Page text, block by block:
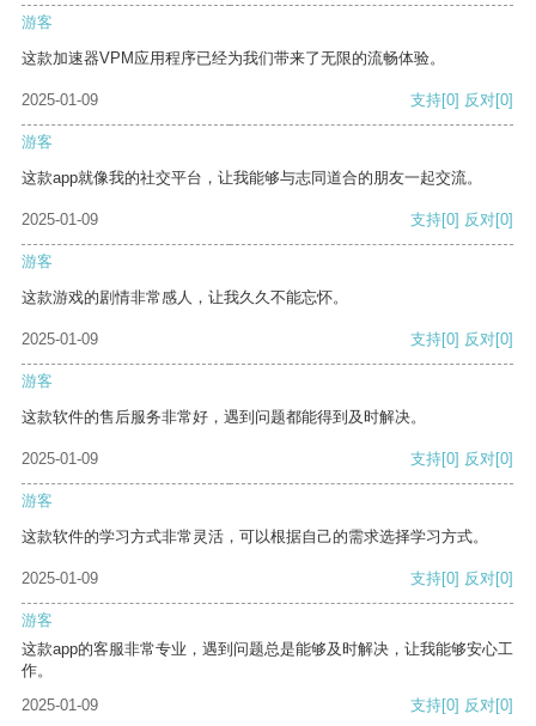
游客
这款加速器VPM应用程序已经为我们带来了无限的流畅体验。
2025-01-09 支持[0] 反对[0]
游客
这款app就像我的社交平台，让我能够与志同道合的朋友一起交流。
2025-01-09 支持[0] 反对[0]
游客
这款游戏的剧情非常感人，让我久久不能忘怀。
2025-01-09 支持[0] 反对[0]
游客
这款软件的售后服务非常好，遇到问题都能得到及时解决。
2025-01-09 支持[0] 反对[0]
游客
这款软件的学习方式非常灵活，可以根据自己的需求选择学习方式。
2025-01-09 支持[0] 反对[0]
游客
这款app的客服非常专业，遇到问题总是能够及时解决，让我能够安心工
作。
2025-01-09
支持[0] 反对[0]